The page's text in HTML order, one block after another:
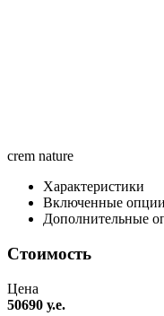
crem nature
Характеристики
Включенные опции
Дополнительные
Стоимость
Цена
50690 у.е.